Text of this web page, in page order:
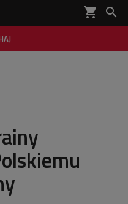
shopping_cart 
